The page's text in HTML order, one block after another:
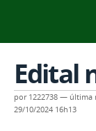
Edital
por 1222738 — última
29/10/2024 16h13